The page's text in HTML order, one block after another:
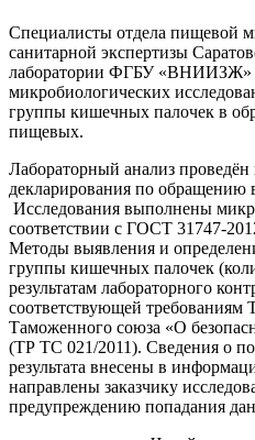
Специалисты отдела пищевой
санитарной экспертизы
лаборатории ФГБУ «ВНИИЗЖ»
микробиологических
группы кишечных палочек в
пищевых.
Лабораторный анализ
декларирования по обращению
Исследования выполнены
соответствии с ГОСТ 31747-
Методы выявления и
группы кишечных палочек
результатам лабораторного
соответствующей требованиям
Таможенного союза «О
(ТР ТС 021/2011). Сведения о
результата внесены в
направлены заказчику
предупреждению попадания